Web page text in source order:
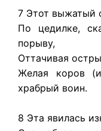
7 Этот выжатый
По цедилке,
порыву,
Оттачивая
Желая коров
храбрый воин.
8 Эта явилась